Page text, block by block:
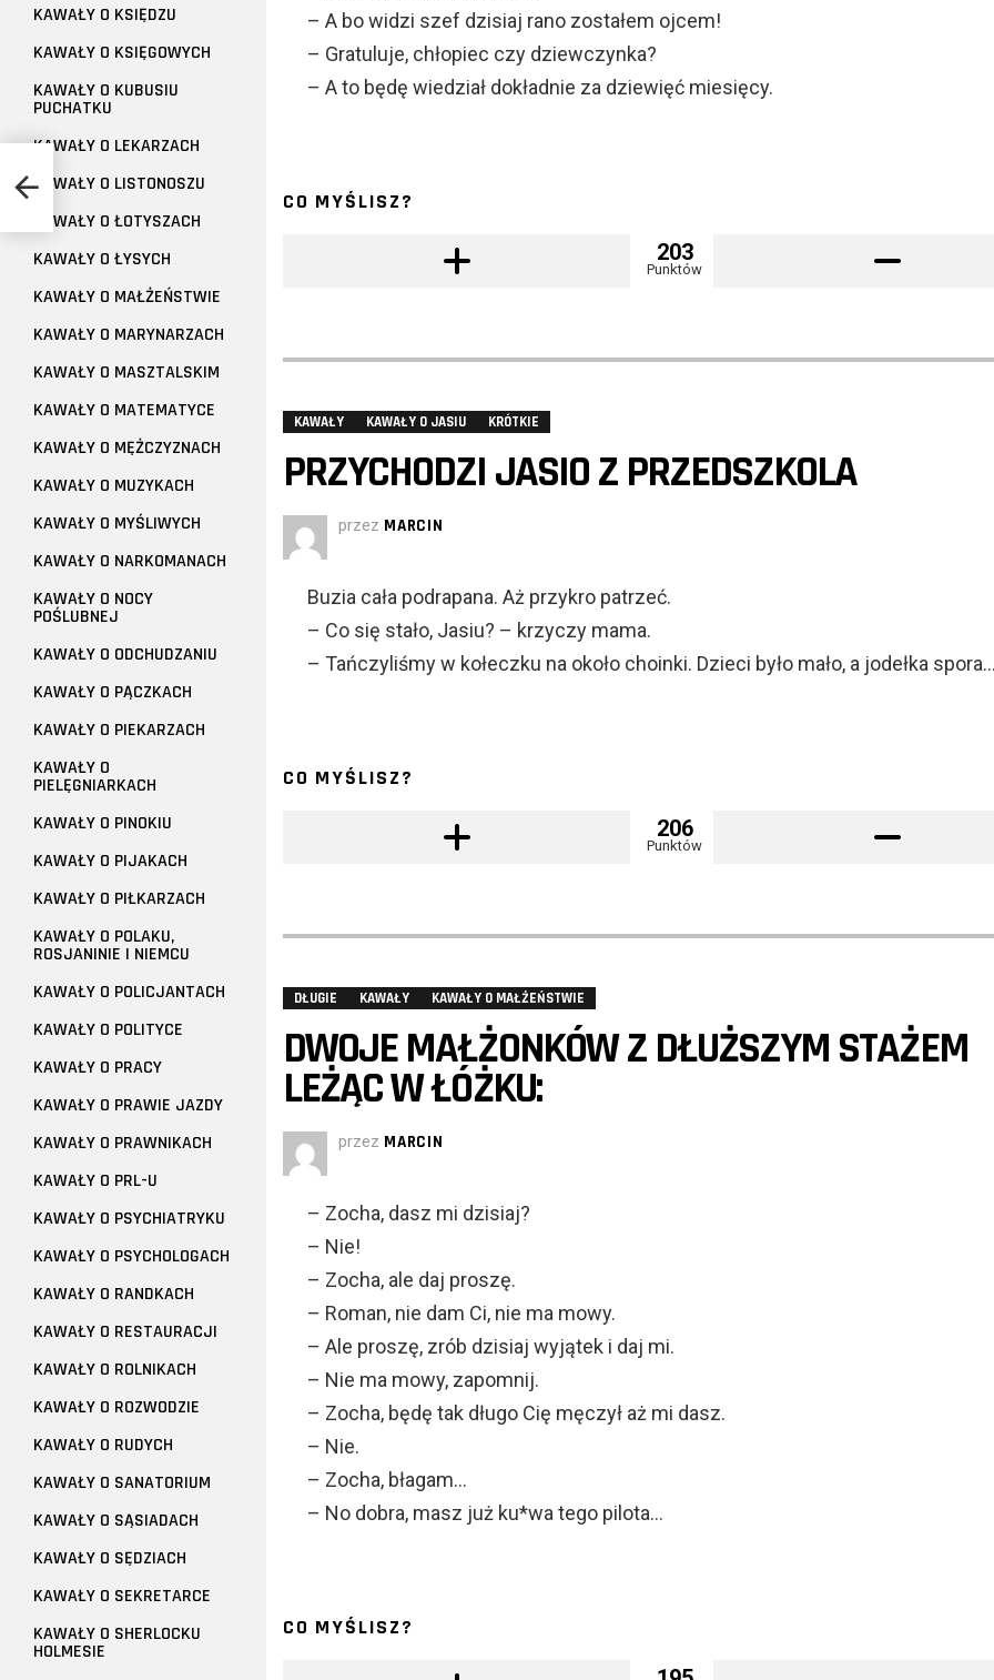
– A bo widzi szef dzisiaj rano zostałem ojcem!
– Gratuluje, chłopiec czy dziewczynka?
– A to będę wiedział dokładnie za dziewięć miesięcy.
CO MYŚLISZ?
203
Punktów
KAWAŁY KAWAŁY O JASIU KRÓTKIE
PRZYCHODZI JASIO Z PRZEDSZKOLA
przez MARCIN
Buzia cała podrapana. Aż przykro patrzeć.
– Co się stało, Jasiu? – krzyczy mama.
– Tańczyliśmy w kołeczku na około choinki. Dzieci było mało, a jodełka
CO MYŚLISZ?
206
Punktów
DŁUGIE KAWAŁY KAWAŁY O MAŁŻEŃSTWIE
DWOJE MAŁŻONKÓW Z DŁUŻSZYM STAŻEM
LEŻĄC W ŁÓŻKU:
przez MARCIN
– Zocha, dasz mi dzisiaj?
– Nie!
– Zocha, ale daj proszę.
– Roman, nie dam Ci, nie ma mowy.
– Ale proszę, zrób dzisiaj wyjątek i daj mi.
– Nie ma mowy, zapomnij.
– Zocha, będę tak długo Cię męczył aż mi dasz.
– Nie.
– Zocha, błagam…
– No dobra, masz już ku*wa tego pilota…
CO MYŚLISZ?
KAWAŁY O KSIĘDZU
KAWAŁY O KSIĘGOWYCH
KAWAŁY O KUBUSIU
PUCHATKU
KAWAŁY O LEKARZACH
KAWAŁY O LISTONOSZU
KAWAŁY O ŁOTYSZACH
KAWAŁY O ŁYSYCH
KAWAŁY O MAŁŻEŃSTWIE
KAWAŁY O MARYNARZACH
KAWAŁY O MASZTALSKIM
KAWAŁY O MATEMATYCE
KAWAŁY O MĘŻCZYZNACH
KAWAŁY O MUZYKACH
KAWAŁY O MYŚLIWYCH
KAWAŁY O NARKOMANACH
KAWAŁY O NOCY
POŚLUBNEJ
KAWAŁY O ODCHUDZANIU
KAWAŁY O PĄCZKACH
KAWAŁY O PIEKARZACH
KAWAŁY O
PIELĘGNIARKACH
KAWAŁY O PINOKIU
KAWAŁY O PIJAKACH
KAWAŁY O PIŁKARZACH
KAWAŁY O POLAKU,
ROSJANINIE I NIEMCU
KAWAŁY O POLICJANTACH
KAWAŁY O POLITYCE
KAWAŁY O PRACY
KAWAŁY O PRAWIE JAZDY
KAWAŁY O PRAWNIKACH
KAWAŁY O PRL-U
KAWAŁY O PSYCHIATRYKU
KAWAŁY O PSYCHOLOGACH
KAWAŁY O RANDKACH
KAWAŁY O RESTAURACJI
KAWAŁY O ROLNIKACH
KAWAŁY O ROZWODZIE
KAWAŁY O RUDYCH
KAWAŁY O SANATORIUM
KAWAŁY O SĄSIADACH
KAWAŁY O SĘDZIACH
KAWAŁY O SEKRETARCE
KAWAŁY O SHERLOCKU
HOLMESIE